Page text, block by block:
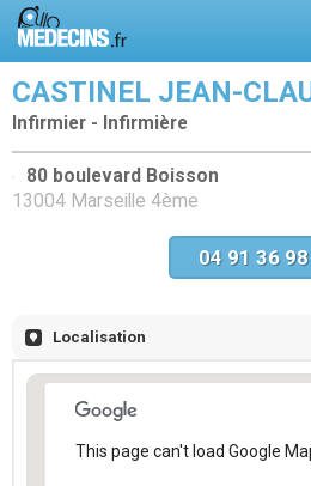
CASTINEL JEAN-
Infirmier - Infirmière
80 boulevard Boisson
13004 Marseille 4ème
04 91 36
Localisation
This page can't load Google